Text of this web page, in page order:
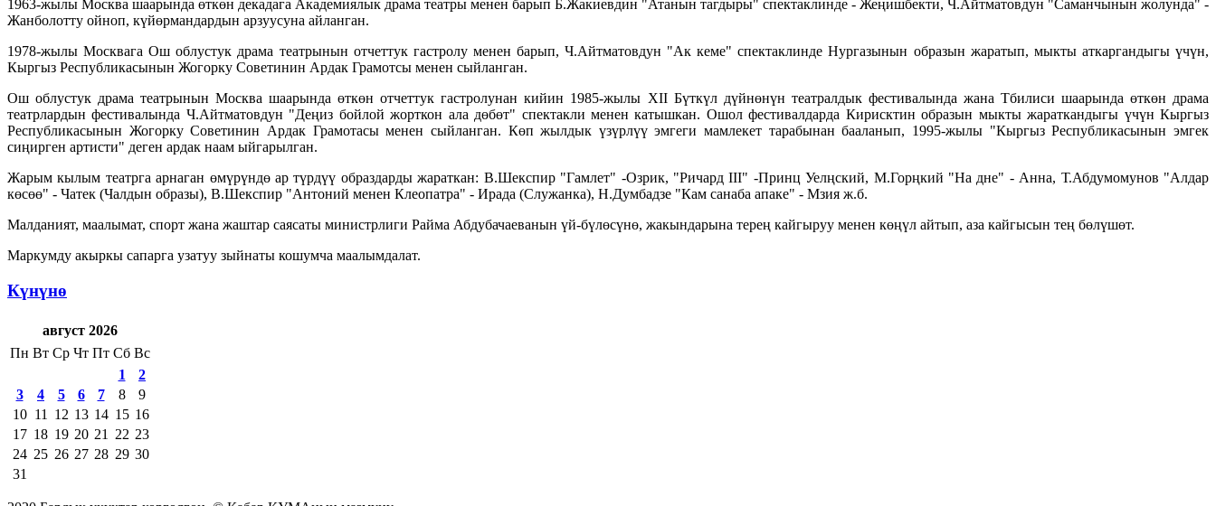
1963-жылы Москва шаарында өткөн декадага Академиялык драма театры менен барып Б.Жакиевдин "Атанын тагдыры" спектаклинде - Жеңишбекти, Ч.Айтматовдун "Саманчынын жолунда" -
Жанболотту ойноп, күйөрмандардын арзуусуна айланган.
1978-жылы Москвага Ош облустук драма театрынын отчеттук гастролу менен барып, Ч.Айтматовдун "Ак кеме" спектаклинде Нургазынын образын жаратып, мыкты аткаргандыгы үчүн,
Кыргыз Республикасынын Жогорку Советинин Ардак Грамотсы менен сыйланган.
Ош облустук драма театрынын Москва шаарында өткөн отчеттук гастролунан кийин 1985-жылы XII Бүткүл дүйнөнүн театралдык фестивалында жана Тбилиси шаарында өткөн драма
театрлардын фестивалында Ч.Айтматовдун "Деңиз бойлой жорткон ала дөбөт" спектакли менен катышкан. Ошол фестивалдарда Кирисктин образын мыкты жараткандыгы үчүн Кыргыз
Республикасынын Жогорку Советинин Ардак Грамотасы менен сыйланган. Көп жылдык үзүрлүү эмгеги мамлекет тарабынан бааланып, 1995-жылы "Кыргыз Республикасынын эмгек
сиңирген артисти" деген ардак наам ыйгарылган.
Жарым кылым театрга арнаган өмүрүндө ар түрдүү образдарды жараткан: В.Шекспир "Гамлет" -Озрик, "Ричард III" -Принц Уелңский, М.Горңкий "На дне" - Анна, Т.Абдумомунов "Алдар
көсөө" - Чатек (Чалдын образы), В.Шекспир "Антоний менен Клеопатра" - Ирада (Служанка), Н.Думбадзе "Кам санаба апаке" - Мзия ж.б.
Малданият, маалымат, спорт жана жаштар саясаты министрлиги Райма Абдубачаеванын үй-бүлөсүнө, жакындарына терең кайгыруу менен көңүл айтып, аза кайгысын тең бөлүшөт.
Маркумду акыркы сапарга узатуу зыйнаты кошумча маалымдалат.
Күнүнө
август 2026
Пн Вт Ср Чт Пт Сб Вс
1
2
3
4 5 6 7 8
9
10 11 12 13 14 15 16
17 18 19 20 21 22 23
24 25 26 27 28 29 30
31